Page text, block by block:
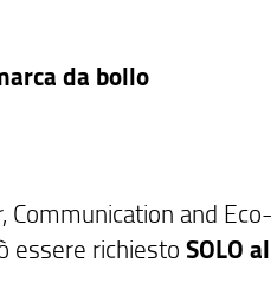
da bollo
Communication and Eco-
essere richiesto SOLO al